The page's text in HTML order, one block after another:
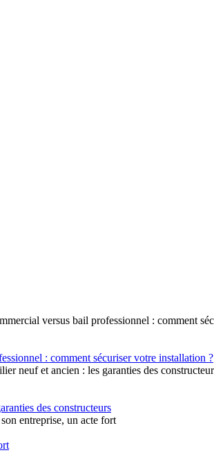
: comment sécuriser votre installation ?
des constructeurs